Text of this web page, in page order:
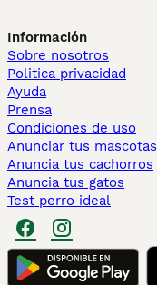
Información
Sobre nosotros
Politica privacidad
Ayuda
Prensa
Condiciones de uso
Anunciar tus mascotas
Anuncia tus cachorros
Anuncia tus gatos
Test perro ideal